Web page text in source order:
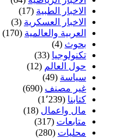
الاخبار الطبية (17)
الاخبار العسكرية (3)
العربية والعالمية (170)
بحوث (4)
تكنولوجيا (33)
حول العالم (12)
سياسة (49)
غير مصنف (690)
كتابنا (1٬239)
مال واعمال (18)
متابعات (317)
محليات (280)